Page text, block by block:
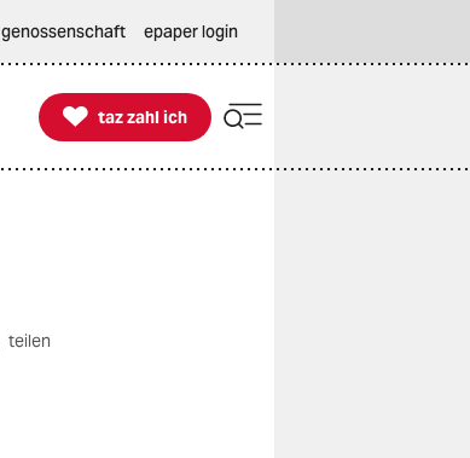
genossenschaft epaper login

taz zahl ich
taz zahl ich
teilen